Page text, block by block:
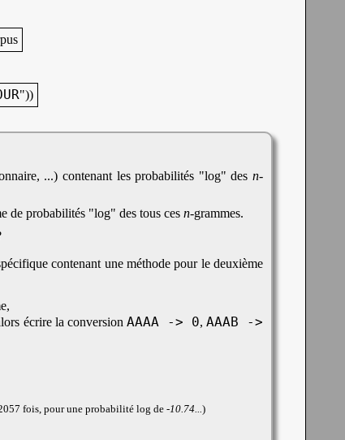
"))
...) contenant les probabilités "log" des n-
de probabilités "log" des tous ces n-grammes.
contenant une méthode pour le deuxième
écrire la conversion AAAA -> 0, AAAB ->
fois, pour une probabilité log de -10.74... )